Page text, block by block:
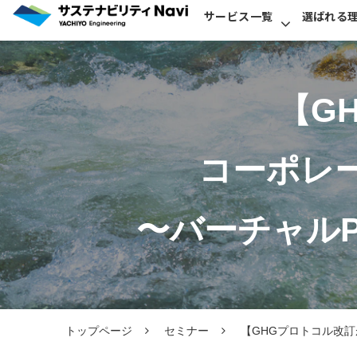
サービス一覧 選ばれる
【
コーポレ
〜バーチャル
トップページ セミナー 【GHGプロトコル改